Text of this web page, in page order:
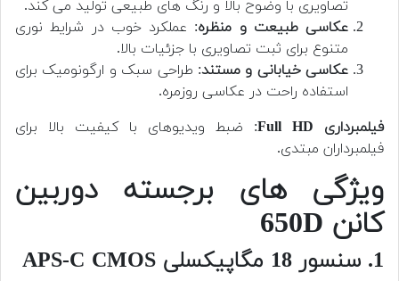
تصاویری با وضوح بالا و رنگ های طبیعی تولید می کند.
عکاسی طبیعت و منظره: عملکرد خوب در شرایط نوری
متنوع برای ثبت تصاویری با جزئیات بالا.
عکاسی خیابانی و مستند: طراحی سبک و ارگونومیک برای
استفاده راحت در عکاسی روزمره.
فیلمبرداری Full HD
: ضبط ویدیوهای با کیفیت بالا برای
فیلمبرداران مبتدی.
ویژگی های برجسته دوربین
کانن 650D
1. سنسور 18 مگاپیکسلی APS-C CMOS